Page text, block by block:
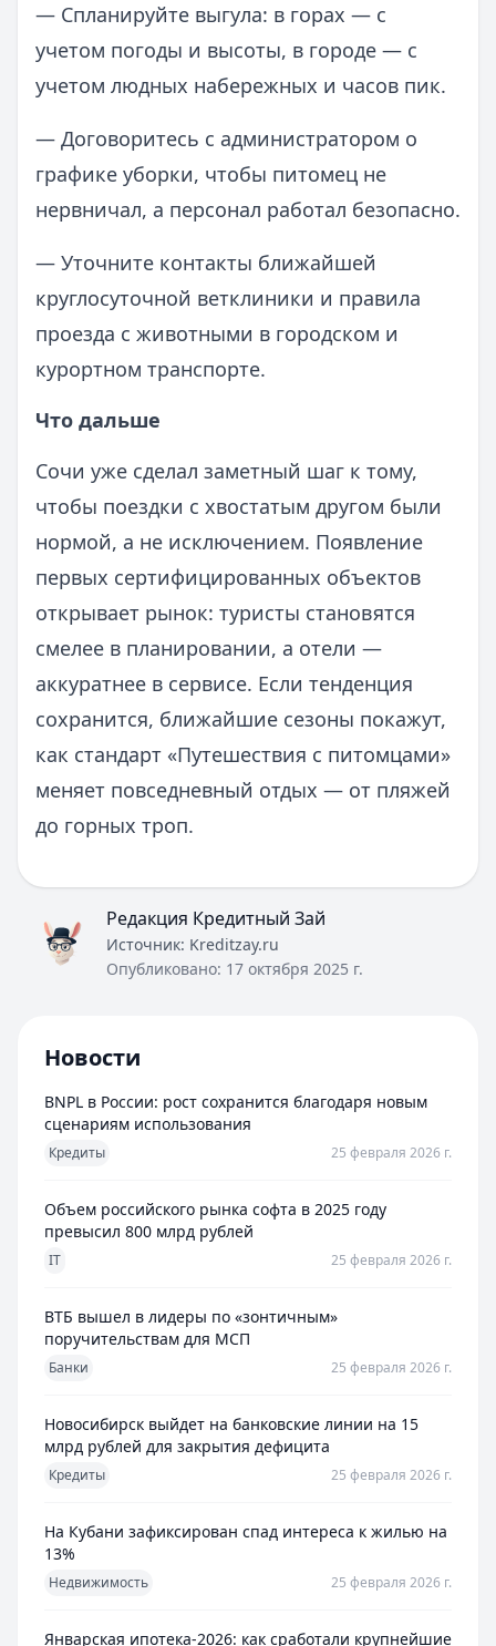
— Спланируйте выгула: в горах — с
учетом погоды и высоты, в городе — с
учетом людных набережных и часов пик.
— Договоритесь с администратором о
графике уборки, чтобы питомец не
нервничал, а персонал работал безопасно.
— Уточните контакты ближайшей
круглосуточной ветклиники и правила
проезда с животными в городском и
курортном транспорте.
Что дальше
Сочи уже сделал заметный шаг к тому,
чтобы поездки с хвостатым другом были
нормой, а не исключением. Появление
первых сертифицированных объектов
открывает рынок: туристы становятся
смелее в планировании, а отели —
аккуратнее в сервисе. Если тенденция
сохранится, ближайшие сезоны покажут,
как стандарт «Путешествия с питомцами»
меняет повседневный отдых — от пляжей
до горных троп.
Редакция Кредитный Зай
Источник: Kreditzay.ru
Опубликовано: 17 октября 2025 г.
Новости
BNPL в России: рост сохранится благодаря новым
сценариям использования
Кредиты 25 февраля 2026 г.
Объем российского рынка софта в 2025 году
превысил 800 млрд рублей
IT 25 февраля 2026 г.
ВТБ вышел в лидеры по «зонтичным»
поручительствам для МСП
Банки 25 февраля 2026 г.
Новосибирск выйдет на банковские линии на 15
млрд рублей для закрытия дефицита
Кредиты 25 февраля 2026 г.
На Кубани зафиксирован спад интереса к жилью на
13%
Недвижимость 25 февраля 2026 г.
Январская ипотека-2026: как сработали крупнейшие